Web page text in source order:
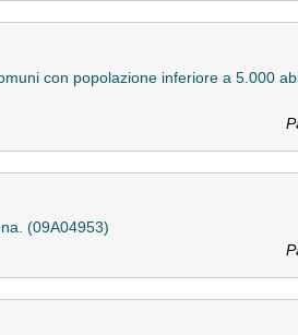
con popolazione inferiore a 5.000
(09A04953)